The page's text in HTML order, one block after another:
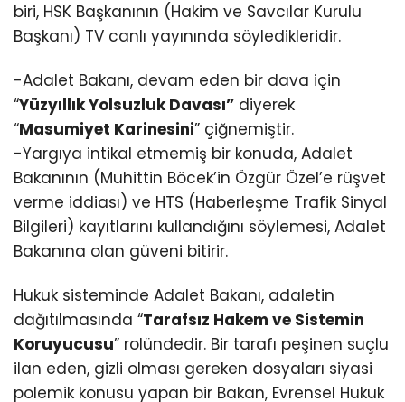
biri, HSK Başkanının (Hakim ve Savcılar Kurulu
Başkanı) TV canlı yayınında söyledikleridir.
-Adalet Bakanı, devam eden bir dava için
“Yüzyıllık Yolsuzluk Davası” diyerek
“Masumiyet Karinesini” çiğnemiştir.
-Yargıya intikal etmemiş bir konuda, Adalet
Bakanının (Muhittin Böcek’in Özgür Özel’e rüşvet
verme iddiası) ve HTS (Haberleşme Trafik Sinyal
Bilgileri) kayıtlarını kullandığını söylemesi, Adalet
Bakanına olan güveni bitirir.
Hukuk sisteminde Adalet Bakanı, adaletin
dağıtılmasında “Tarafsız Hakem ve Sistemin
Koruyucusu” rolündedir. Bir tarafı peşinen suçlu
ilan eden, gizli olması gereken dosyaları siyasi
polemik konusu yapan bir Bakan, Evrensel Hukuk